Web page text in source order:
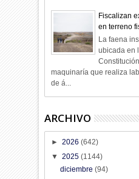
Fiscalizan
en terreno
La faena
ubicada en
maquinaría que realiza
de á...
ARCHIVO
►2026(642)
▼2025(1144)
diciembre (94)